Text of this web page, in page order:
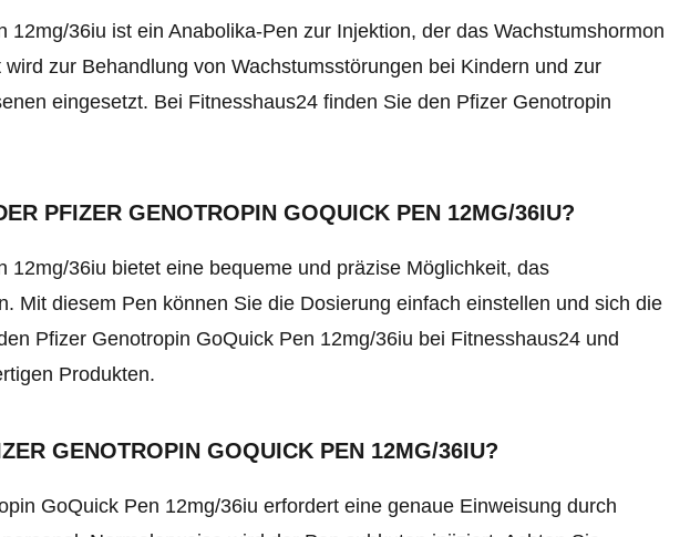
12mg/36iu ist ein Anabolika-Pen zur Injektion, der das Wachstumshormon
zur Behandlung von Wachstumsstörungen bei Kindern und zur
eingesetzt. Bei Fitnesshaus24 finden Sie den Pfizer Genotropin
PFIZER GENOTROPIN GOQUICK PEN 12MG/36IU?
12mg/36iu bietet eine bequeme und präzise Möglichkeit, das
Mit diesem Pen können Sie die Dosierung einfach einstellen und sich die
Pfizer Genotropin GoQuick Pen 12mg/36iu bei Fitnesshaus24 und
Produkten.
GENOTROPIN GOQUICK PEN 12MG/36IU?
GoQuick Pen 12mg/36iu erfordert eine genaue Einweisung durch